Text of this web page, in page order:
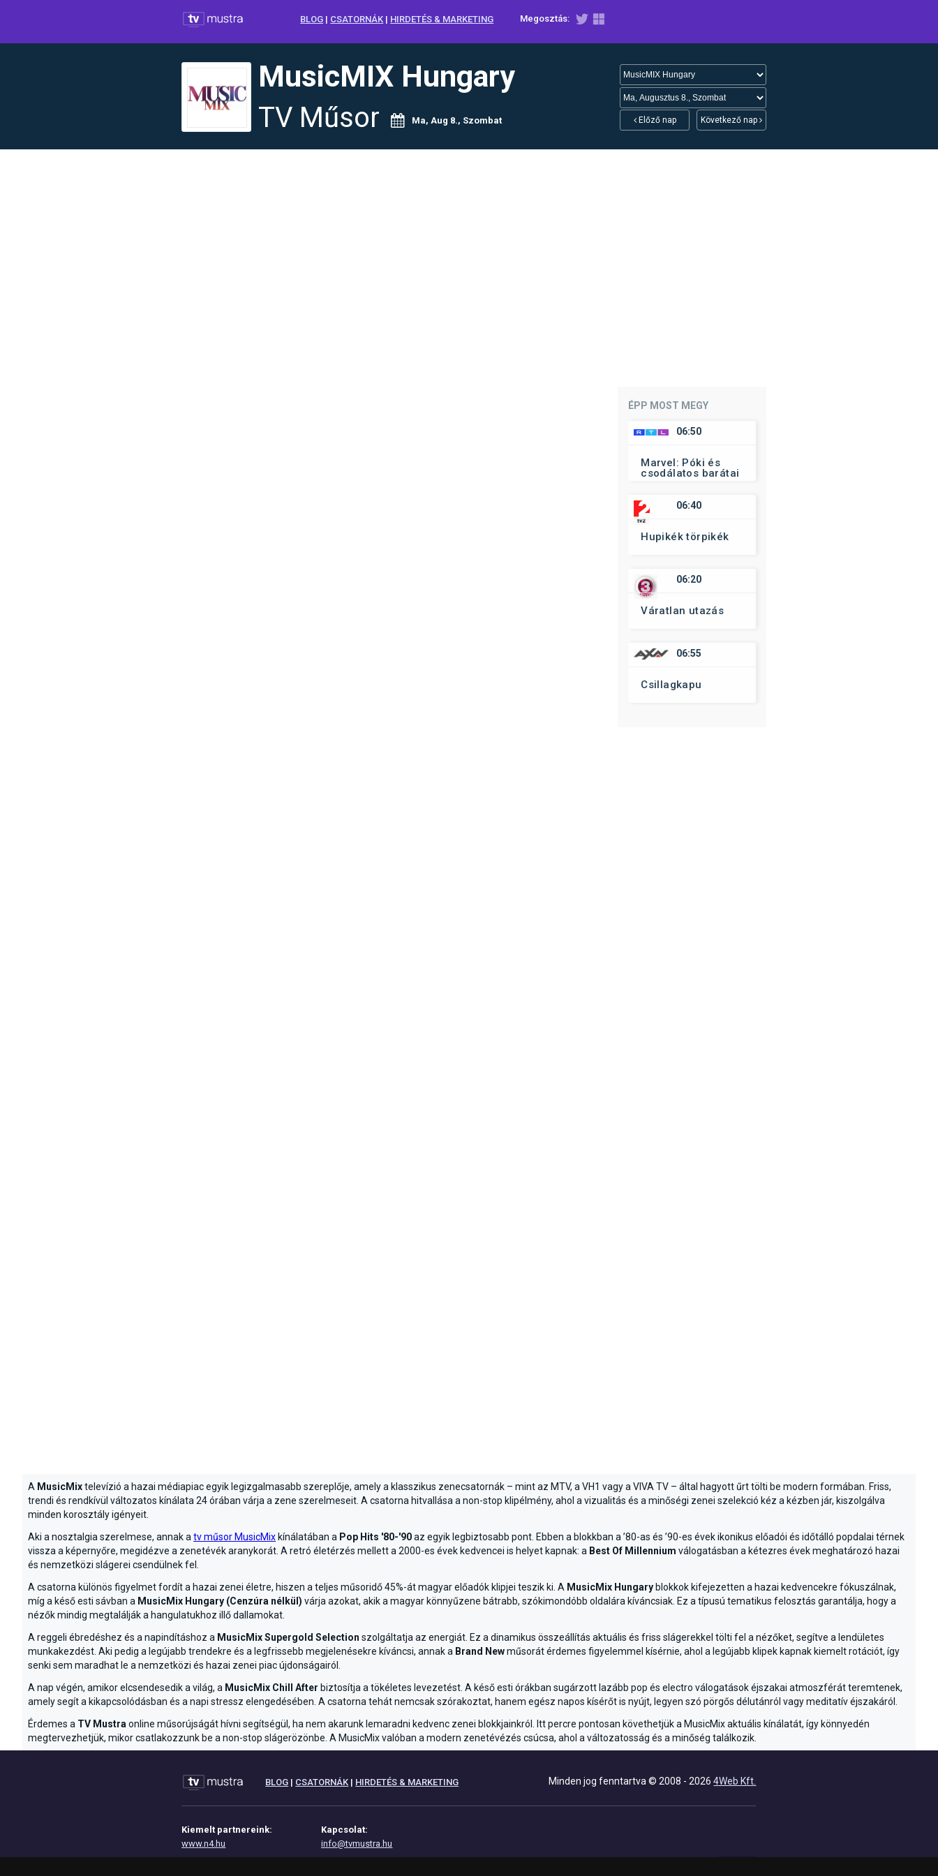
Megosztás:
BLOG | CSATORNÁK | HIRDETÉS & MARKETING
MusicMIX Hungary
TV Műsor Ma, Aug 8., Szombat Előző nap Következő nap
ÉPP MOST MEGY
06:50
Marvel: Póki és
csodálatos barátai
06:40
Hupikék törpikék
06:20
Váratlan utazás
06:55
Csillagkapu
A MusicMixtelevízió a hazai médiapiac egyik legizgalmasabb szereplője, amely a klasszikus zenecsatornák – mint az MTV, a VH1 vagy a VIVA TV – által hagyott űrt tölti be modern formában. Friss,
trendi és rendkívül változatos kínálata 24 órában várja a zene szerelmeseit. A csatorna hitvallása a non-stop klipélmény, ahol a vizualitás és a minőségi zenei szelekció kéz a kézben jár, kiszolgálva
minden korosztály igényeit.
Aki a nosztalgia szerelmese, annak a tv műsor MusicMix kínálatában a Pop Hits '80-'90az egyik legbiztosabb pont. Ebben a blokkban a ’80-as és ’90-es évek ikonikus előadói és időtálló popdalai térnek
vissza a képernyőre, megidézve a zenetévék aranykorát. A retró életérzés mellett a 2000-es évek kedvencei is helyet kapnak: a Best Of Millennium válogatásban a kétezres évek meghatározó hazai
és nemzetközi slágerei csendülnek fel.
A csatorna különös figyelmet fordít a hazai zenei életre, hiszen a teljes műsoridő 45%-át magyar előadók klipjei teszik ki. A MusicMix Hungary blokkok kifejezetten a hazai kedvencekre fókuszálnak,
míg a késő esti sávban a MusicMix Hungary (Cenzúra nélkül) várja azokat, akik a magyar könnyűzene bátrabb, szókimondóbb oldalára kíváncsiak. Ez a típusú tematikus felosztás garantálja, hogy a
nézők mindig megtalálják a hangulatukhoz illő dallamokat.
A reggeli ébredéshez és a napindításhoz a MusicMix Supergold Selection szolgáltatja az energiát. Ez a dinamikus összeállítás aktuális és friss slágerekkel tölti fel a nézőket, segítve a lendületes
munkakezdést. Aki pedig a legújabb trendekre és a legfrissebb megjelenésekre kíváncsi, annak a Brand Newműsorát érdemes figyelemmel kísérnie, ahol a legújabb klipek kapnak kiemelt rotációt, így
senki sem maradhat le a nemzetközi és hazai zenei piac újdonságairól.
A nap végén, amikor elcsendesedik a világ, a MusicMix Chill After biztosítja a tökéletes levezetést. A késő esti órákban sugárzott lazább pop és electro válogatások éjszakai atmoszférát teremtenek,
amely segít a kikapcsolódásban és a napi stressz elengedésében. A csatorna tehát nemcsak szórakoztat, hanem egész napos kísérőt is nyújt, legyen szó pörgős délutánról vagy meditatív éjszakáról.
Érdemes a TV Mustra online műsorújságát hívni segítségül, ha nem akarunk lemaradni kedvenc zenei blokkjainkról. Itt percre pontosan követhetjük a MusicMix aktuális kínálatát, így könnyedén
megtervezhetjük, mikor csatlakozzunk be a non-stop slágerözönbe. A MusicMix valóban a modern zenetévézés csúcsa, ahol a változatosság és a minőség találkozik.
BLOG | CSATORNÁK | HIRDETÉS & MARKETING Minden jog fenntartva © 2008 - 20264Web Kft.
Kiemelt partnereink:
www.n4.hu
Kapcsolat:
info@tvmustra.hu